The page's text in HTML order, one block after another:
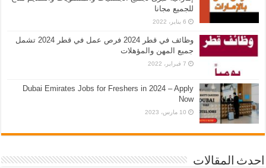
للجميع مجانا
6 يناير، 2022
وظائف في قطر 2024 فرص عمل في قطر 2024 تشمل
جميع المهن والمؤهلات
7 فبراير، 2022
Dubai Emirates Jobs for Freshers in 2024 – Apply
Now
10 مارس، 2023
احدث المقالات